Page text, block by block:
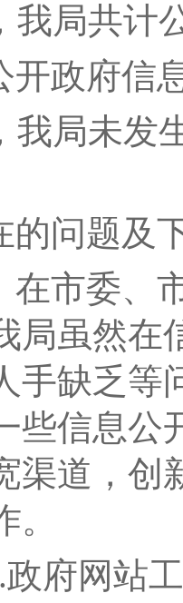
我局共计
开政府信
我局未发
的问题及
在市委、
局虽然在
手缺乏等
些信息公
渠道，创
政府网站